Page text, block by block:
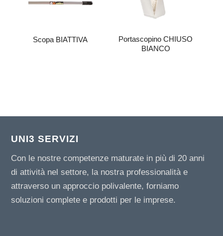
Scopa BIATTIVA
Portascopino CHIUSO
BIANCO
UNI3 SERVIZI
Con le nostre competenze maturate in più di 20 anni
di attività nel settore, la nostra professionalità e
attraverso un approccio polivalente, forniamo
soluzioni complete e prodotti per le imprese.